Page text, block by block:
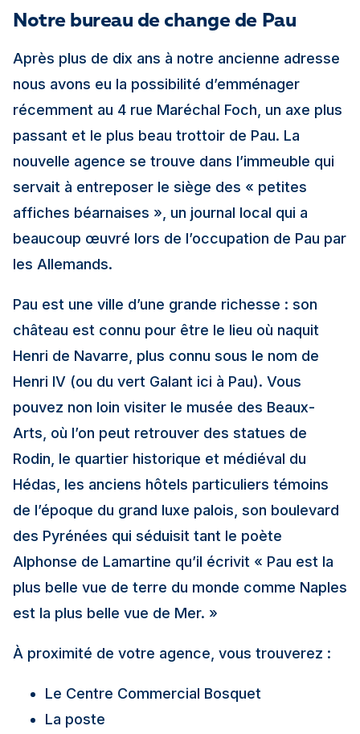
Notre bureau de change de Pau
Après plus de dix ans à notre ancienne adresse
nous avons eu la possibilité d’emménager
récemment au 4 rue Maréchal Foch, un axe plus
passant et le plus beau trottoir de Pau. La
nouvelle agence se trouve dans l’immeuble qui
servait à entreposer le siège des « petites
affiches béarnaises », un journal local qui a
beaucoup œuvré lors de l’occupation de Pau par
les Allemands.
Pau est une ville d’une grande richesse : son
château est connu pour être le lieu où naquit
Henri de Navarre, plus connu sous le nom de
Henri IV (ou du vert Galant ici à Pau). Vous
pouvez non loin visiter le musée des Beaux-
Arts, où l’on peut retrouver des statues de
Rodin, le quartier historique et médiéval du
Hédas, les anciens hôtels particuliers témoins
de l’époque du grand luxe palois, son boulevard
des Pyrénées qui séduisit tant le poète
Alphonse de Lamartine qu’il écrivit « Pau est la
plus belle vue de terre du monde comme Naples
est la plus belle vue de Mer. »
À proximité de votre agence, vous trouverez :
Le Centre Commercial Bosquet
La poste